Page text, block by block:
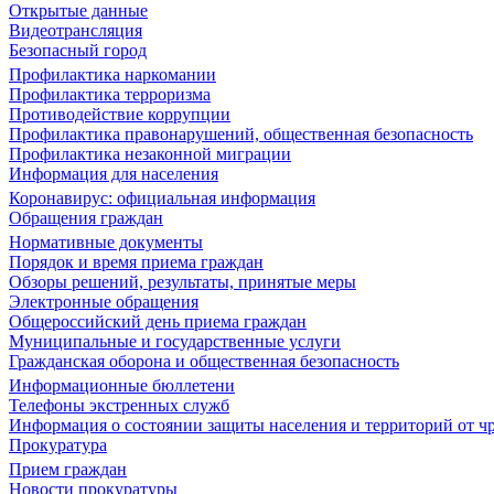
Открытые данные
Видеотрансляция
Безопасный город
Профилактика наркомании
Профилактика терроризма
Противодействие коррупции
Профилактика правонарушений, общественная безопасность
Профилактика незаконной миграции
Информация для населения
Коронавирус: официальная информация
Обращения граждан
Нормативные документы
Порядок и время приема граждан
Обзоры решений, результаты, принятые меры
Электронные обращения
Общероссийский день приема граждан
Муниципальные и государственные услуги
Гражданская оборона и общественная безопасность
Информационные бюллетени
Телефоны экстренных служб
Информация о состоянии защиты населения и территорий от
Прокуратура
Прием граждан
Новости прокуратуры